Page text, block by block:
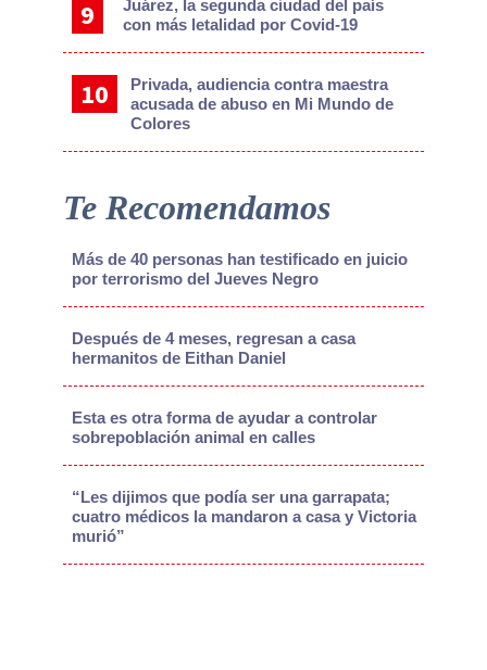
Juárez, la segunda ciudad del país
con más letalidad por Covid-19
Privada, audiencia contra maestra
acusada de abuso en Mi Mundo de
Colores
Te Recomendamos
Más de 40 personas han testificado en juicio
por terrorismo del Jueves Negro
Después de 4 meses, regresan a casa
hermanitos de Eithan Daniel
Esta es otra forma de ayudar a controlar
sobrepoblación animal en calles
“Les dijimos que podía ser una garrapata;
cuatro médicos la mandaron a casa y Victoria
murió”